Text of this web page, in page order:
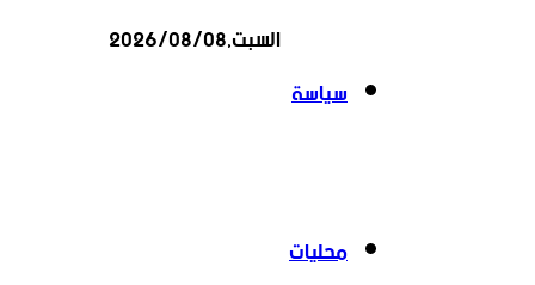
سياسة
محليات
السبت,2026/08/08